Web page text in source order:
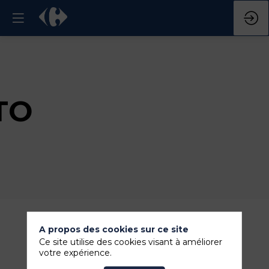
A propos des cookies sur ce site
Ce site utilise des cookies visant à améliorer
votre expérience.